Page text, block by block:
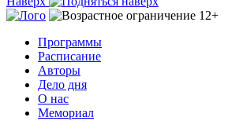
Программы
Расписание
Авторы
Дело дня
О нас
Мемориал